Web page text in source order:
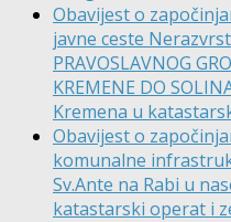
Obavijest o
javne ceste
PRAVOSLAVNOG
KREMENE DO
Kremena u
Obavijest o
komunalne
Sv.Ante na Rabi u
katastarski operat i